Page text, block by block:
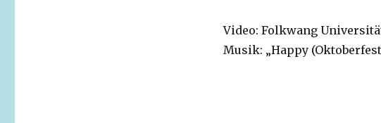
Video: Folkwang
Musik: „Happy